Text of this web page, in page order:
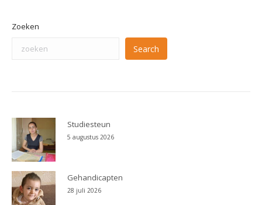
Zoeken
Search
Studiesteun
5 augustus 2026
Gehandicapten
28 juli 2026